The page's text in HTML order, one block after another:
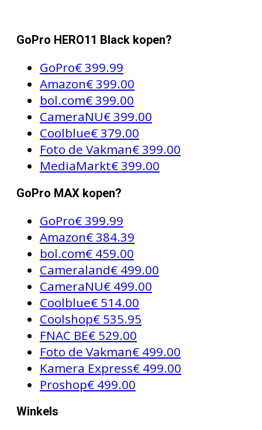
GoPro HERO11 Black kopen?
GoPro€ 399.99
Amazon€ 399.00
bol.com€ 399.00
CameraNU€ 399.00
Coolblue€ 379.00
Foto de Vakman€ 399.00
MediaMarkt€ 399.00
GoPro MAX kopen?
GoPro€ 399.99
Amazon€ 384.39
bol.com€ 459.00
Cameraland€ 499.00
CameraNU€ 499.00
Coolblue€ 514.00
Coolshop€ 535.95
FNAC BE€ 529.00
Foto de Vakman€ 499.00
Kamera Express€ 499.00
Proshop€ 499.00
Winkels